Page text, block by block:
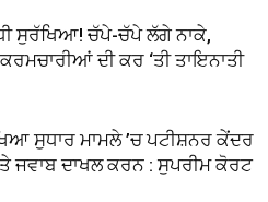
ਸੁਰੱਖਿਆ! ਚੱਪੇ-ਚੱਪੇ ਲੱਗੇ ਨਾਕੇ,
ਦੀ ਕਰ ‘ਤੀ ਤਾਇਨਾਤੀ
ਸੁਧਾਰ ਮਾਮਲੇ ’ਚ ਪਟੀਸ਼ਨਰ ਕੇਂਦਰ
ਜਵਾਬ ਦਾਖਲ ਕਰਨ : ਸੁਪਰੀਮ ਕੋਰਟ